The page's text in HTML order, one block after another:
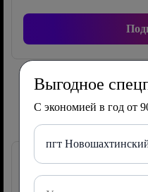
Сим-карта
связью
Первый
Выгодное
С экономией в год от
пгт